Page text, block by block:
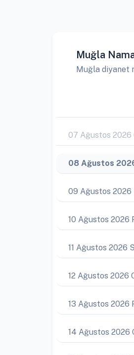
Muğla
Muğla diyanet
07 Ağustos 2026
08 Ağustos
09 Ağustos 2026
10 Ağustos 2026
11 Ağustos 2026
12 Ağustos 2026
13 Ağustos 2026
14 Ağustos 2026